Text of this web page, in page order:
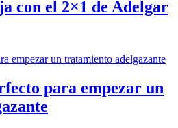
con el 2×1 de Adelgar
para empezar un